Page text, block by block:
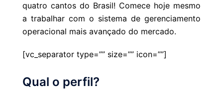
quatro cantos do Brasil! Comece hoje mesmo
a trabalhar com o sistema de gerenciamento
operacional mais avançado do mercado.
[vc_separator type=”” size=”” icon=””]
Qual o perfil?